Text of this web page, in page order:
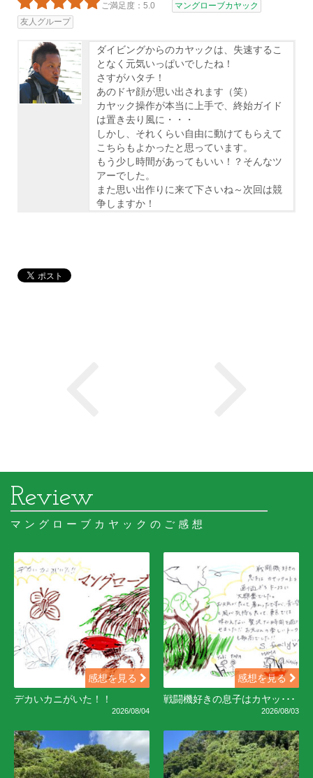
ご満足度：5.0
マングローブカヤック
友人グループ
ダイビングからのカヤックは、失速するこ
となく元気いっぱいでしたね！
さすがハタチ！
あのドヤ顔が思い出されます（笑）
カヤック操作が本当に上手で、終始ガイド
は置き去り風に・・・
しかし、それくらい自由に動けてもらえて
こちらもよかったと思っています。
もう少し時間があってもいい！？そんなツ
アーでした。
また思い出作りに来て下さいね～次回は競
争しますか！
マングローブカヤックのご感想
感想を見る
デカいカニがいた！！
2026/08/04
感想を見る
戦闘機好きの息子はカヤッ･･･
2026/08/03